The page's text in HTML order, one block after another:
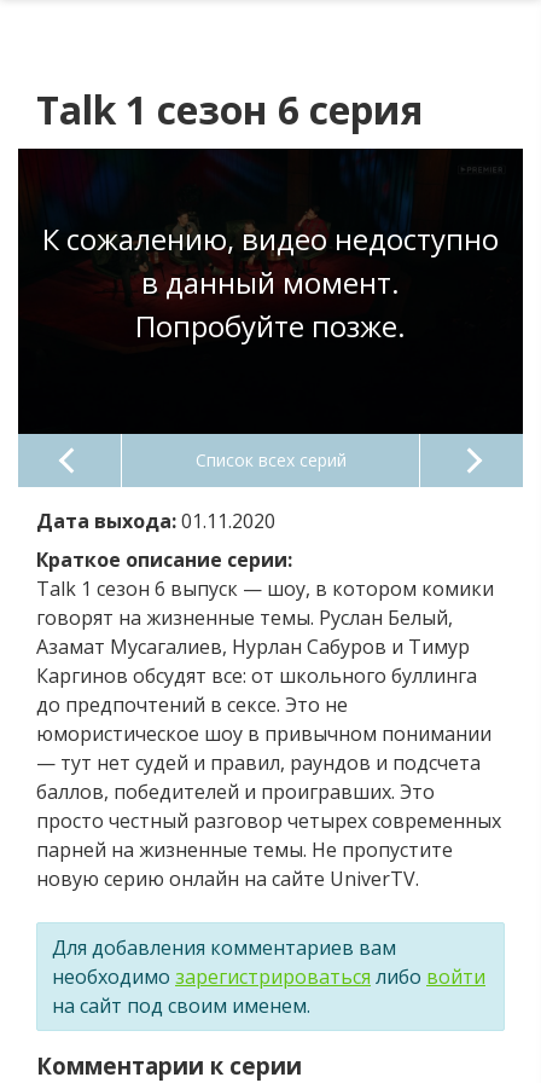
Talk 1 сезон 6 серия
К сожалению, видео недоступно
в данный момент.
Попробуйте позже.
Список всех серий
Дата выхода:01.11.2020
Краткое описание серии:
Talk 1 сезон 6 выпуск — шоу, в котором комики
говорят на жизненные темы. Руслан Белый,
Азамат Мусагалиев, Нурлан Сабуров и Тимур
Каргинов обсудят все: от школьного буллинга
до предпочтений в сексе. Это не
юмористическое шоу в привычном понимании
— тут нет судей и правил, раундов и подсчета
баллов, победителей и проигравших. Это
просто честный разговор четырех современных
парней на жизненные темы. Не пропустите
новую серию онлайн на сайте UniverTV.
Для добавления комментариев вам
необходимо зарегистрироваться либо войти
на сайт под своим именем.
Комментарии к серии